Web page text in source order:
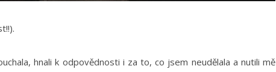
hnali k odpovědnosti i za to, co jsem neudělala a nutili mě